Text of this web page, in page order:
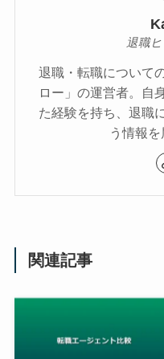
退職
退職・転職について
ロー」の運営者。自
た経験を持ち、退職
う情報を
関連記事